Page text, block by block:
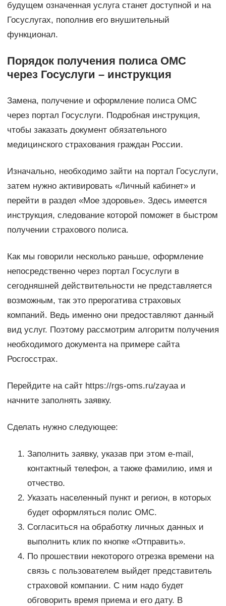
будущем означенная услуга станет доступной и на
Госуслугах, пополнив его внушительный
функционал.
Порядок получения полиса ОМС
через Госуслуги – инструкция
Замена, получение и оформление полиса ОМС
через портал Госуслуги. Подробная инструкция,
чтобы заказать документ обязательного
медицинского страхования граждан России.
Изначально, необходимо зайти на портал Госуслуги,
затем нужно активировать «Личный кабинет» и
перейти в раздел «Мое здоровье». Здесь имеется
инструкция, следование которой поможет в быстром
получении страхового полиса.
Как мы говорили несколько раньше, оформление
непосредственно через портал Госуслуги в
сегодняшней действительности не представляется
возможным, так это прерогатива страховых
компаний. Ведь именно они предоставляют данный
вид услуг. Поэтому рассмотрим алгоритм получения
необходимого документа на примере сайта
Росгосстрах.
Перейдите на сайт https://rgs-oms.ru/zayaa и
начните заполнять заявку.
Сделать нужно следующее:
Заполнить заявку, указав при этом e-mail,
контактный телефон, а также фамилию, имя и
отчество.
Указать населенный пункт и регион, в которых
будет оформляться полис ОМС.
Согласиться на обработку личных данных и
выполнить клик по кнопке «Отправить».
По прошествии некоторого отрезка времени на
связь с пользователем выйдет представитель
страховой компании. С ним надо будет
обговорить время приема и его дату. В